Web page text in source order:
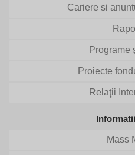
Cariere si
Programe
Proiecte
Relaţii
Mass